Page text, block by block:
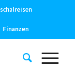
Finanzen